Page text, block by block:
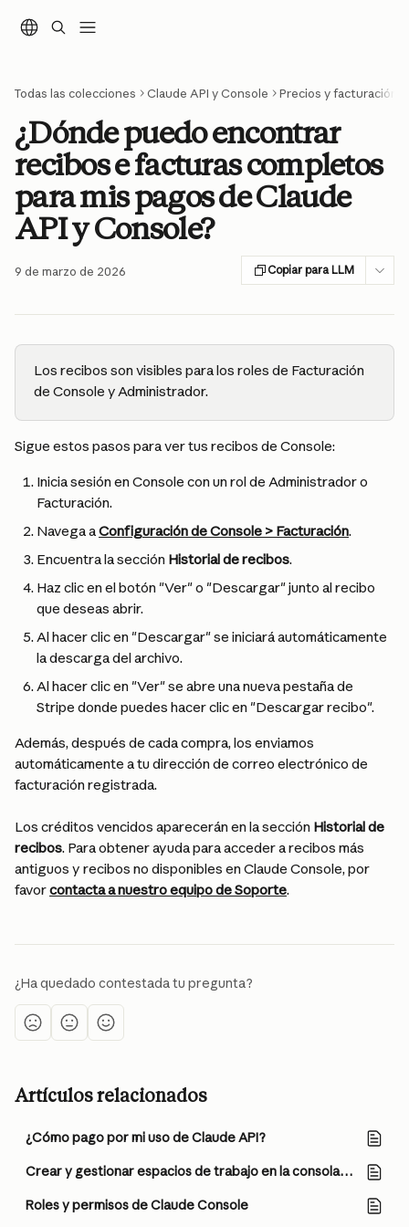
Todas las colecciones Claude API y Console Precios y facturación
¿Dónde puedo encontrar
recibos e facturas completos
para mis pagos de Claude
API y Console?
9 de marzo de 2026 Copiar para LLM
Los recibos son visibles para los roles de Facturación
de Console y Administrador.
Sigue estos pasos para ver tus recibos de Console:
Inicia sesión en Console con un rol de Administrador o
Facturación.
Navega a Configuración de Console > Facturación.
Encuentra la sección Historial de recibos.
Haz clic en el botón "Ver" o "Descargar" junto al recibo
que deseas abrir.
Al hacer clic en "Descargar" se iniciará automáticamente
la descarga del archivo.
Al hacer clic en "Ver" se abre una nueva pestaña de
Stripe donde puedes hacer clic en "Descargar recibo".
Además, después de cada compra, los enviamos
automáticamente a tu dirección de correo electrónico de
facturación registrada.
Los créditos vencidos aparecerán en la sección Historial de
recibos. Para obtener ayuda para acceder a recibos más
antiguos y recibos no disponibles en Claude Console, por
favor contacta a nuestro equipo de Soporte.
¿Ha quedado contestada tu pregunta?
Artículos relacionados
¿Cómo pago por mi uso de Claude API?
Crear y gestionar espacios de trabajo en la consola de Claude
Roles y permisos de Claude Console